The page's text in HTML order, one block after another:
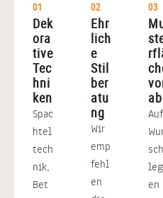
01
Dek
ora
tive
Tec
hni
ken
Spac
htel
tech
nik,
Bet
02
Ehr
lich
e
Stil
ber
atu
ng
Wir
emp
fehl
en
03
ab
Auf
sch
leg
en